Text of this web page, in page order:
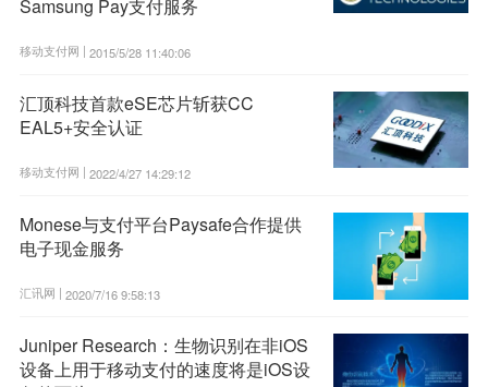
Samsung Pay支付服务
移动支付网 | 2015/5/28 11:40:06
汇顶科技首款eSE芯片斩获CC
EAL5+安全认证
移动支付网 | 2022/4/27 14:29:12
Monese与支付平台Paysafe合作提供
电子现金服务
汇讯网 | 2020/7/16 9:58:13
Juniper Research：生物识别在非iOS
设备上用于移动支付的速度将是iOS设